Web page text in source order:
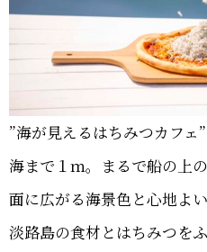
”海が見えるはちみつカフェ”
海まで１ｍ。まるで船の上
面に広がる海景色と心地よい
淡路島の食材とはちみつを